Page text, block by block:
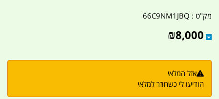
מק"ט : 66C9NM1JBQ
₪8,000
אזל המלאי
הודיעו לי כשחוזר למלאי